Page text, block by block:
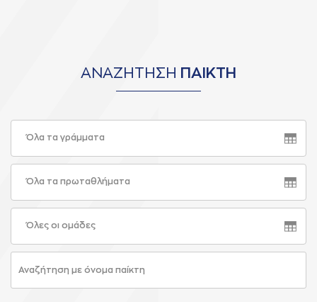
ΑΝΑΖΗΤΗΣΗ ΠΑΙΚΤΗ
Όλα τα γράμματα
Όλα τα πρωταθλήματα
Όλες οι ομάδες